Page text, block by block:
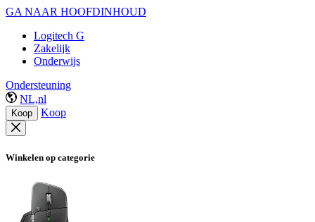
GA NAAR HOOFDINHOUD
Logitech G
Zakelijk
Onderwijs
Ondersteuning
NL,nl
Koop Koop
Winkelen op categorie